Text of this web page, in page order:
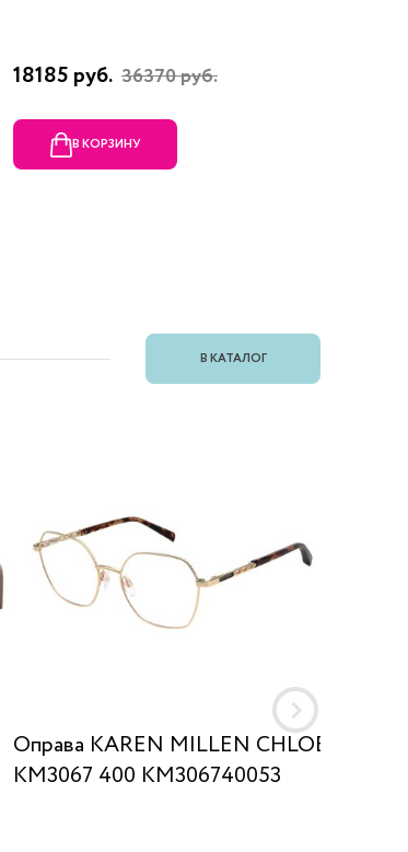
18185 руб. 36370 руб.
В КОРЗИНУ
В КАТАЛОГ
Оправа KAREN MILLEN CHLOE
KM3067 400 KM306740053